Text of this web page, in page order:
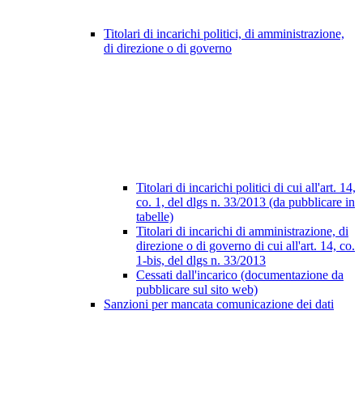
Titolari di incarichi politici, di amministrazione,
di direzione o di governo
Titolari di incarichi politici di cui all'art. 14,
co. 1, del dlgs n. 33/2013 (da pubblicare in
tabelle)
Titolari di incarichi di amministrazione, di
direzione o di governo di cui all'art. 14, co.
1-bis, del dlgs n. 33/2013
Cessati dall'incarico (documentazione da
pubblicare sul sito web)
Sanzioni per mancata comunicazione dei dati